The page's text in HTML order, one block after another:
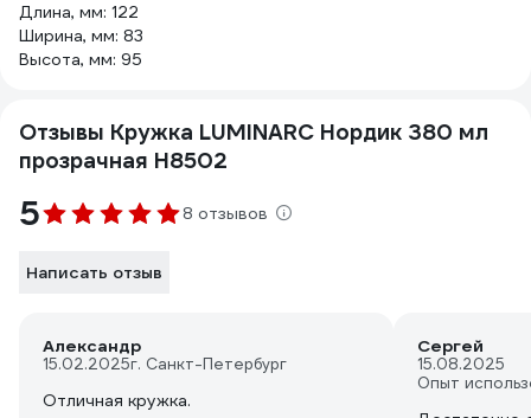
Длина, мм: 122
Ширина, мм: 83
Высота, мм: 95
Отзывы Кружка LUMINARC Нордик 380 мл
прозрачная H8502
5 8 отзывов
Написать отзыв
Александр
15.02.2025г. Санкт-Петербург
Отличная кружка.
Сергей
15.08.2025
Опыт